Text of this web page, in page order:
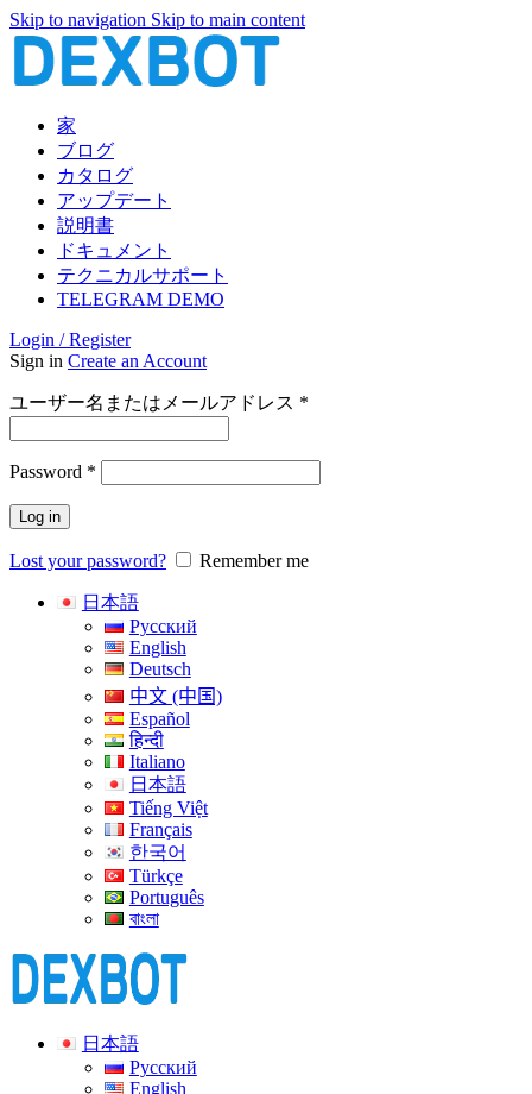
Skip to navigation Skip to main content
家
ブログ
カタログ
アップデート
説明書
ドキュメント
テクニカルサポート
TELEGRAM DEMO
Login / Register
Sign in Create an Account
ユーザー名またはメールアドレス *
Password *
Log in
Lost your password? Remember me
日本語
Русский
English
Deutsch
中文 (中国)
Español
हिन्दी
Italiano
日本語
Tiếng Việt
Français
한국어
Türkçe
Português
বাংলা
日本語
Русский
English